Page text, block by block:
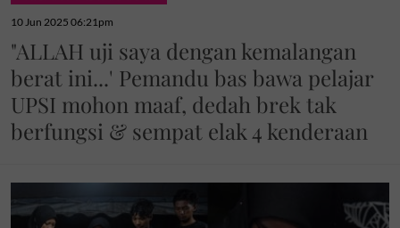
10 Jun 2025 06:21pm
"ALLAH uji saya dengan kemalangan
berat ini...' Pemandu bas bawa pelajar
UPSI mohon maaf, dedah brek tak
berfungsi & sempat elak 4 kenderaan